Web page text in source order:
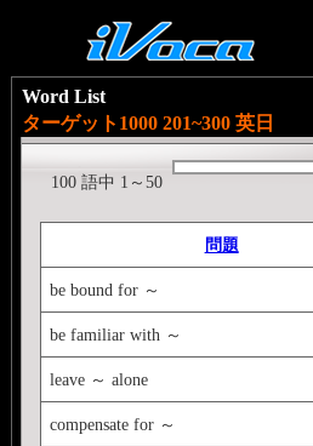
Word List
ターゲット1000 201~300 英日
100 語中 1～50
問題
be bound for ～
be familiar with ～
leave ～ alone
compensate for ～